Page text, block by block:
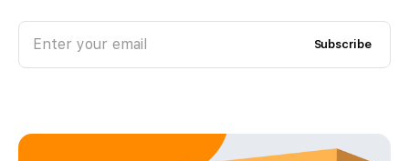
Enter your email Subscribe